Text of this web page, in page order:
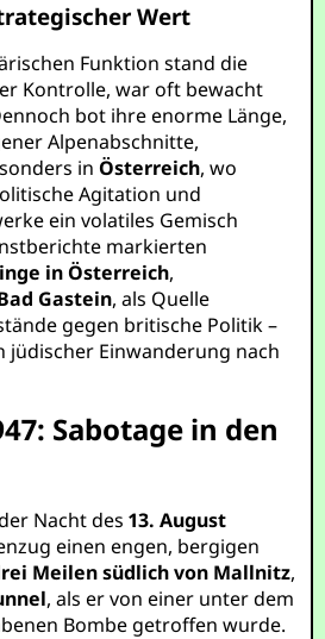
Wert
Funktion stand die
Kontrolle, war oft bewacht
bot ihre enorme Länge,
Alpenabschnitte,
inÖsterreich, wo
Agitation und
ein volatiles Gemisch
markierten
in Österreich,
Gastein, als Quelle
gegen britische Politik –
jüdischer Einwanderung nach
Sabotage in den
Nacht des13. August
einen engen, bergigen
Meilen südlich von Mallnitz,
, als er von einer unter dem
Bombe getroffen wurde.